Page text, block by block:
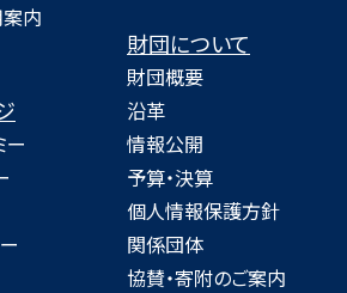
内
ー
財団について
財団概要
沿革
情報公開
予算・決算
個人情報保護方針
関係団体
協賛・寄附のご案内